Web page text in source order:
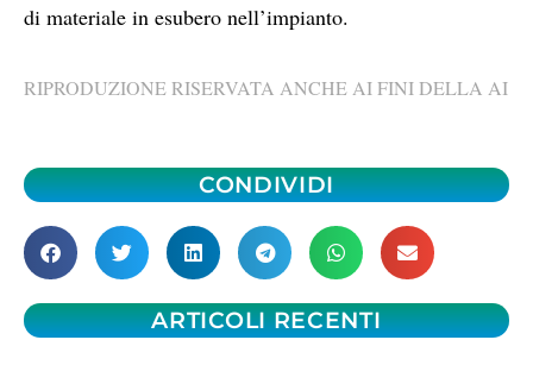
di materiale in esubero nell’impianto.
RIPRODUZIONE RISERVATA ANCHE AI FINI DELLA AI
CONDIVIDI
ARTICOLI RECENTI